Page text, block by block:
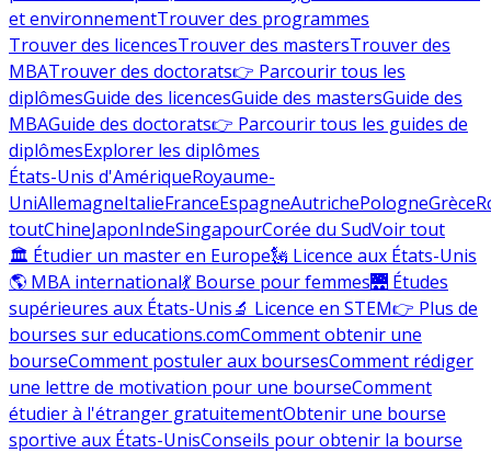
et environnementTrouver des programmes
Trouver des licencesTrouver des mastersTrouver des
MBATrouver des doctorats👉 Parcourir tous les
diplômesGuide des licencesGuide des mastersGuide des
MBAGuide des doctorats👉 Parcourir tous les guides de
diplômesExplorer les diplômes
États-Unis d'AmériqueRoyaume-
UniAllemagneItalieFranceEspagneAutrichePologneGrèce
toutChineJaponIndeSingapourCorée du SudVoir tout
🏛 Étudier un master en Europe🗽 Licence aux États-Unis
🌎 MBA international💃 Bourse pour femmes🌉 Études
supérieures aux États-Unis🔬 Licence en STEM👉 Plus de
bourses sur educations.comComment obtenir une
bourseComment postuler aux boursesComment rédiger
une lettre de motivation pour une bourseComment
étudier à l'étranger gratuitementObtenir une bourse
sportive aux États-UnisConseils pour obtenir la bourse